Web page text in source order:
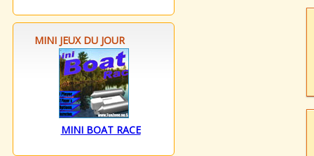
MINI JEUX DU JOUR
MINI BOAT RACE